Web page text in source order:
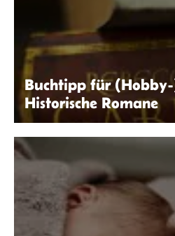
Buchtipp für
Historische Romane